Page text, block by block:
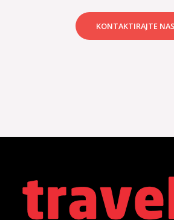
KONTAKTIRAJTE NAS